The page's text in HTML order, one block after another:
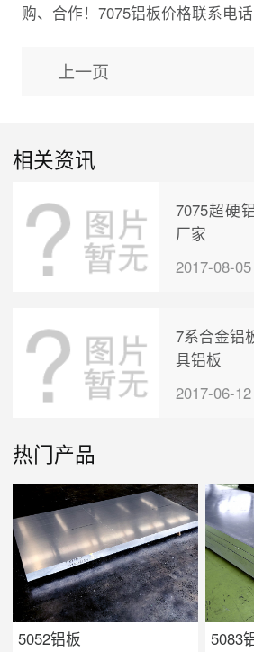
购、合作！7075铝板价格联系电
上一页
相关资讯
7075超硬
厂家
2017-08-05
7系合金铝
具铝板
2017-06-12
热门产品
5052铝板 5083